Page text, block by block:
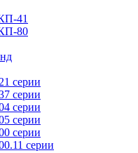
41
80
серии
серии
серии
серии
серии
серии